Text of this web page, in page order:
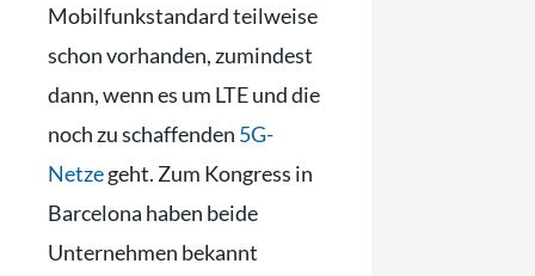
Mobilfunkstandard teilweise
schon vorhanden, zumindest
dann, wenn es um LTE und die
noch zu schaffenden 5G-
Netzegeht. Zum Kongress in
Barcelona haben beide
Unternehmen bekannt